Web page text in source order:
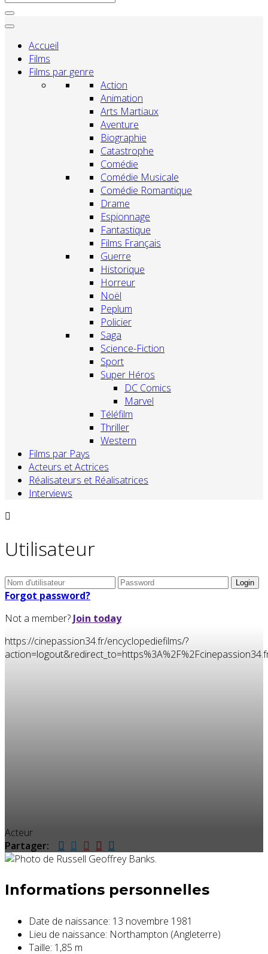
Accueil
Films
Films par genre
Action
Animation
Arts Martiaux
Aventure
Biographie
Catastrophe
Comédie
Comédie Musicale
Comédie Romantique
Drame
Espionnage
Fantastique
Films Français
Guerre
Historique
Horreur
Noël
Peplum
Policier
Saga
Science-Fiction
Sport
Super Héros
DC Comics
Marvel
Téléfilm
Thriller
Western
Films par Pays
Acteurs et Actrices
Réalisateurs et Réalisatrices
Interviews
Utilisateur
Forgot password?
Not a member? Join today
https://cinepassion34.fr/encyclopediefilms/?
Acteur
Partager:
Informations personnelles
Date de naissance: 13 novembre 1981
Lieu de naissance: Northampton (Angleterre)
Taille: 1,85 m